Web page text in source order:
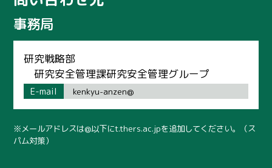
事務局
研究戦略部
研究安全管理課研究安全管理グループ
E-mail kenkyu-anzen@
※メールアドレスは@以下にt.thers.ac.jpを追加してください。（ス
パム対策）